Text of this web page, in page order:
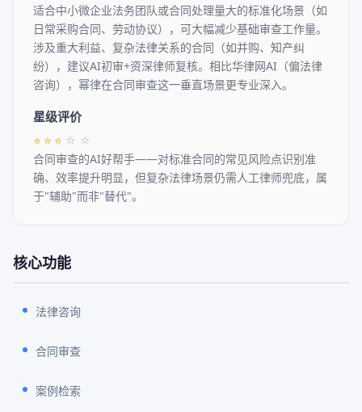
适合中小微企业法务团队或合同处理量大的标准化场景（如
日常采购合同、劳动协议），可大幅减少基础审查工作量。
涉及重大利益、复杂法律关系的合同（如并购、知产纠
纷），建议AI初审+资深律师复核。相比华律网AI（偏法律
咨询），幂律在合同审查这一垂直场景更专业深入。
星级评价
⭐ ⭐ ⭐ ☆ ☆
合同审查的AI好帮手——对标准合同的常见风险点识别准
确、效率提升明显，但复杂法律场景仍需人工律师兜底，属
于"辅助"而非"替代"。
核心功能
法律咨询
合同审查
案例检索